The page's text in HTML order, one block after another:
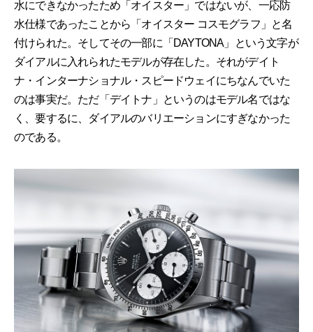
水にできなかったため「オイスター」ではないが、一応防
水仕様であったことから「オイスター コスモグラフ」と名
付けられた。そしてその一部に「DAYTONA」という文字が
ダイアルに入れられたモデルが存在した。それがデイト
ナ・インターナショナル・スピードウェイにちなんでいた
のは事実だ。ただ「デイトナ」というのはモデル名ではな
く、要するに、ダイアルのバリエーションにすぎなかった
のである。